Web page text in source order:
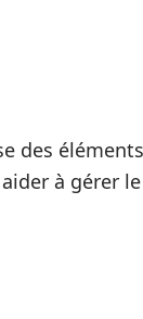
à gérer le